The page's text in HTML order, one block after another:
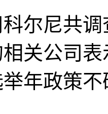
尼共调
关公司
年政策